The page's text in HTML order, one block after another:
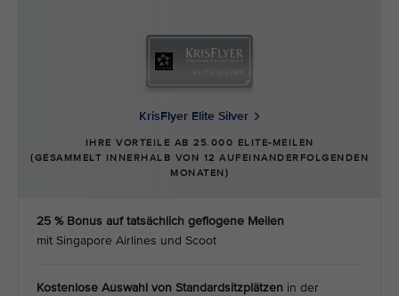
KrisFlyer Elite Silver
IHRE VORTEILE AB 25.000 ELITE-MEILEN
(GESAMMELT INNERHALB VON 12 AUFEINANDERFOLGENDEN
MONATEN)
25 % Bonus auf tatsächlich geflogene Meilen
mit Singapore Airlines und Scoot
Kostenlose Auswahl von Standardsitzplätzen in der